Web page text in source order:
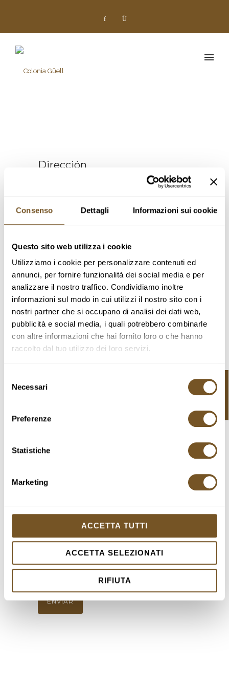
Consenso Dettagli Informazioni sui cookie
Questo sito web utilizza i cookie
Utilizziamo i cookie per personalizzare contenuti ed
annunci, per fornire funzionalità dei social media e per
analizzare il nostro traffico. Condividiamo inoltre
informazioni sul modo in cui utilizzi il nostro sito con i
nostri partner che si occupano di analisi dei dati web,
pubblicità e social media, i quali potrebbero combinarle
con altre informazioni che hai fornito loro o che hanno
raccolto dal tuo utilizzo dei loro servizi.
delNecessari
Preferenze
Statistiche
Marketing
ACCETTA TUTTI
ACCETTA SELEZIONATI
RIFIUTA
Tickets
Dirección
– Barcelona)
Formulario de contacto
Tu nombre (requerido)